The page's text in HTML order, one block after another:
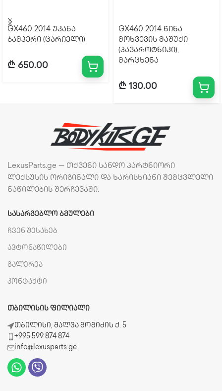
GX460 2014 უკანა
ბამპერი (ცარიელი)
₾ 650.00
GX460 2014 წინა
მოხვევის მაშუქი
(პავაროტნიკი),
მარცხენა
₾ 130.00
LexusParts.ge — თქვენი სანდო პარტნიორი
ლექსუსის ორიგინალი და ხარისხიანი შემცვლელი
ნაწილების შერჩევაში.
ᲡᲐᲡᲐᲠᲒᲔᲑᲚᲝ ᲑᲛᲣᲚᲔᲑᲘ
ჩვენ შესახებ
ავტონაწილები
გალერეა
კონტაქტი
ᲗᲑᲘᲚᲘᲡᲘᲡ ᲤᲘᲚᲘᲐᲚᲘ
თბილისი, შალვა გოგიძის ქ. 5
+995 599 874 874
info@lexusparts.ge